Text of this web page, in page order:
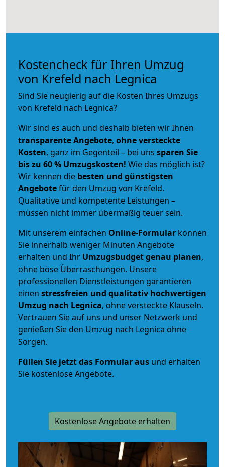
Kostencheck für Ihren Umzug
von Krefeld nach Legnica
Sind Sie neugierig auf die Kosten Ihres Umzugs
von Krefeld nach Legnica?
Wir sind es auch und deshalb bieten wir Ihnen
transparente Angebote, ohne versteckte
Kosten, ganz im Gegenteil – bei uns sparen Sie
bis zu 60 % Umzugskosten! Wie das möglich ist?
Wir kennen die besten und günstigsten
Angebotefür den Umzug von Krefeld.
Qualitative und kompetente Leistungen –
müssen nicht immer übermäßig teuer sein.
Mit unserem einfachen Online-Formular können
Sie innerhalb weniger Minuten Angebote
erhalten und Ihr Umzugsbudgetgenau planen,
ohne böse Überraschungen. Unsere
professionellen Dienstleistungen garantieren
einen stressfreien und qualitativ hochwertigen
Umzug nach Legnica, ohne versteckte Klauseln.
Vertrauen Sie auf uns und unser Netzwerk und
genießen Sie den Umzug nach Legnica ohne
Sorgen.
Füllen Sie jetzt das Formular aus und erhalten
Sie kostenlose Angebote.
Kostenlose Angebote erhalten